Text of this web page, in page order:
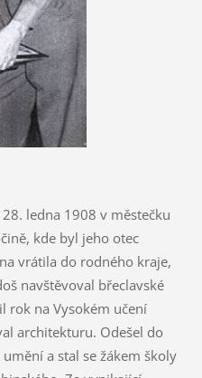
ledna 1908 v městečku
kde byl jeho otec
vrátila do rodného kraje,
navštěvoval břeclavské
rok na Vysokém učení
architekturu. Odešel do
a stal se žákem školy